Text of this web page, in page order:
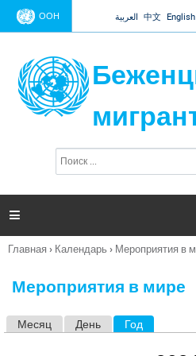
Jump to
ООН العربية 中文 English
п
и

Вы
Главная › Календарь › Мероприятия в
Мероприятия в мире
Месяц День Год